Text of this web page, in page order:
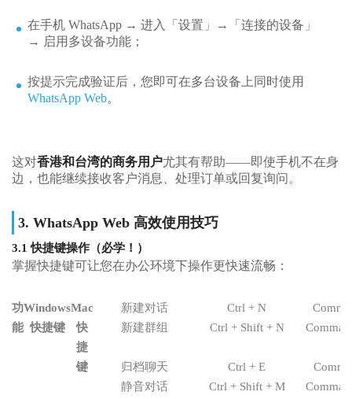
在手机 WhatsApp → 进入「设置」→「连接的设备」
→ 启用多设备功能；
按提示完成验证后，您即可在多台设备上同时使用
WhatsApp Web。
这对香港和台湾的商务用户尤其有帮助——即使手机不在身
边，也能继续接收客户消息、处理订单或回复询问。
3. WhatsApp Web 高效使用技巧
3.1 快捷键操作（必学！）
掌握快捷键可让您在办公环境下操作更快速流畅：
功
能
Windows
快捷键
Mac
快
捷
键
新建对话 Ctrl + N
新建群组
Ctrl + Shift + N
归档聊天
Ctrl + E
静音对话
Ctrl + Shift + M